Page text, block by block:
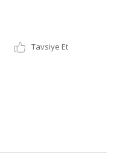
Tavsiye Et